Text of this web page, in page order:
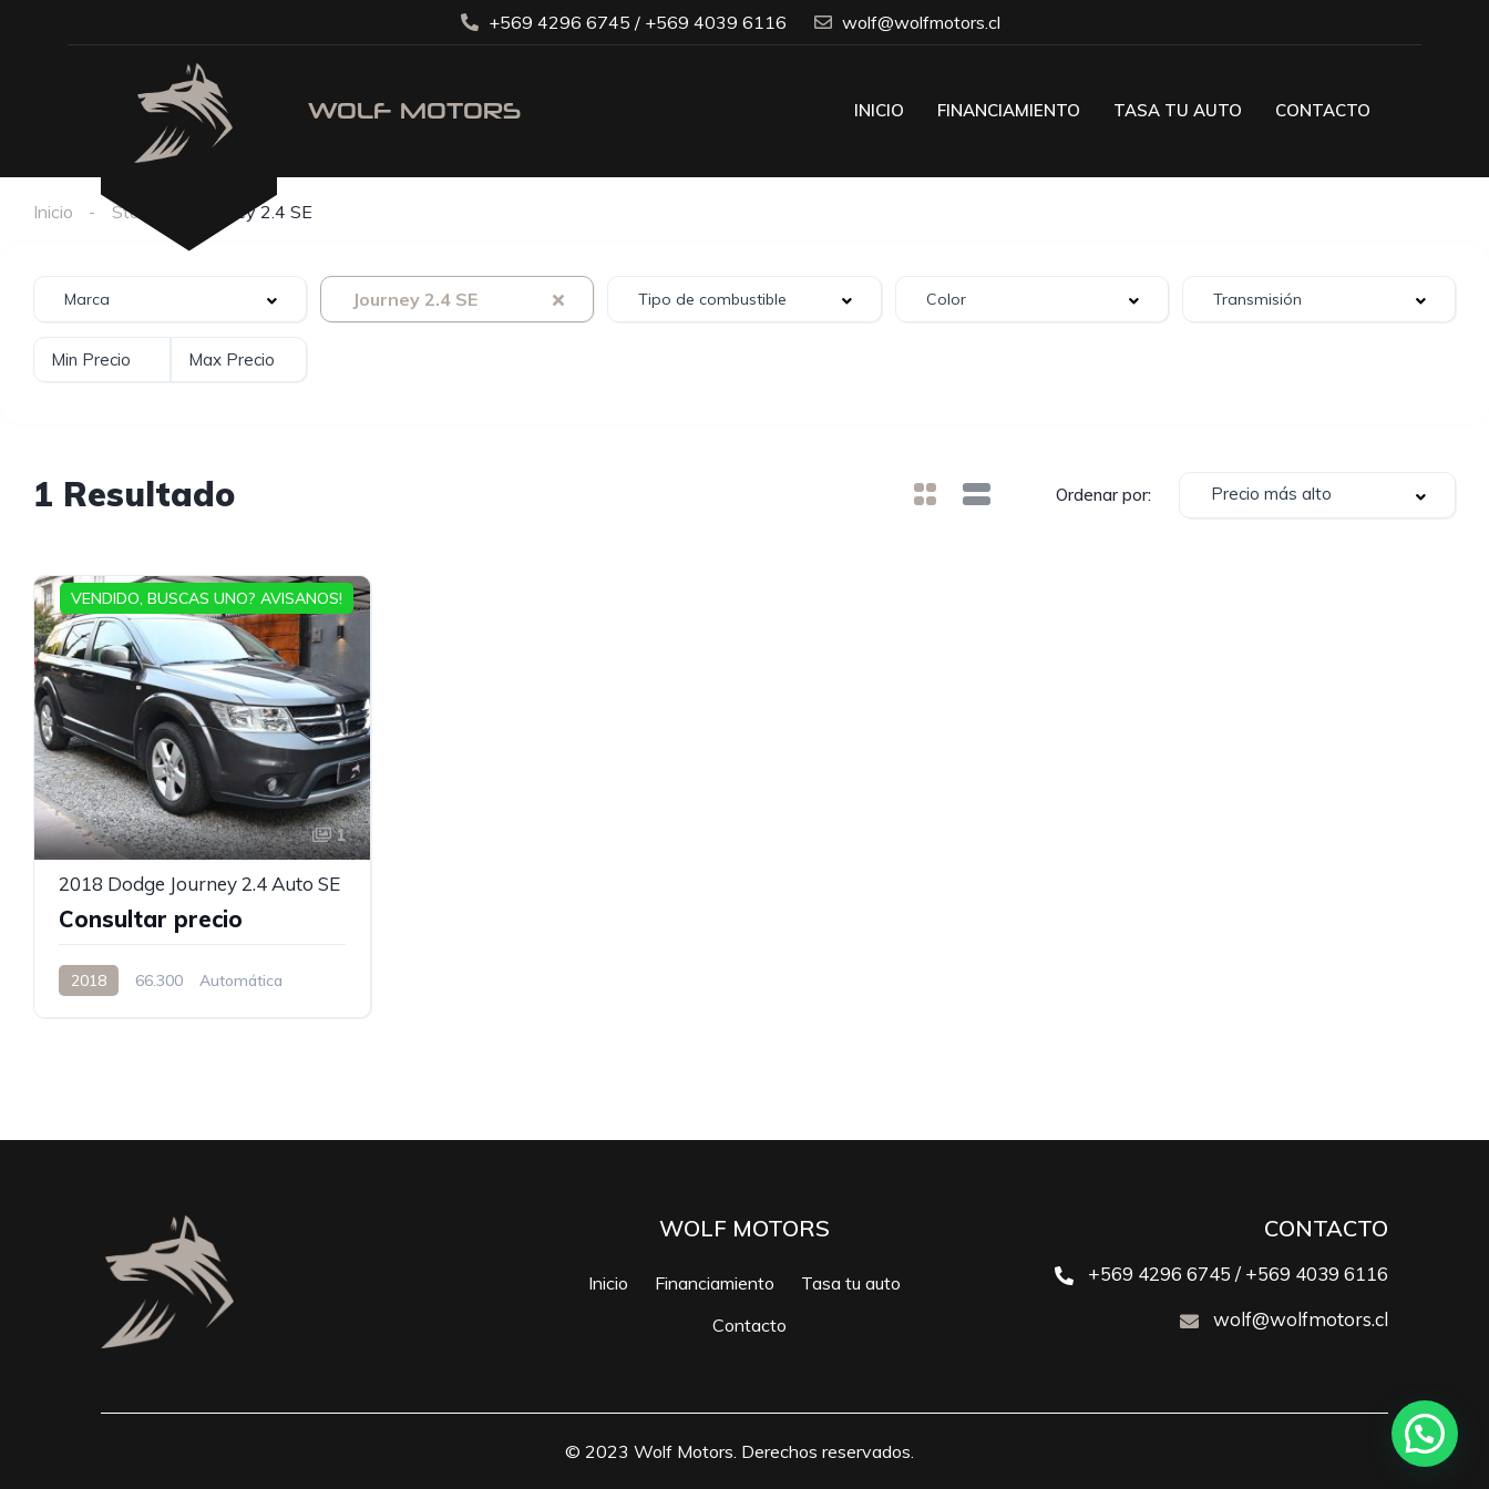
+569 4296 6745 / +569 4039 6116 wolf@wolfmotors.cl
INICIO FINANCIAMIENTO TASA TU AUTO CONTACTO
Inicio Stock Journey 2.4 SE
Journey 2.4 SE
1 Resultado Ordenar por: Precio más alto
1
2018 Dodge Journey 2.4 Auto SE
Consultar precio
2018 66.300 Automática
VENDIDO, BUSCAS UNO? AVISANOS!
WOLF MOTORS
Inicio Financiamiento
Tasa tu auto
Contacto
CONTACTO
+569 4296 6745 / +569 4039 6116
wolf@wolfmotors.cl
© 2023 Wolf Motors. Derechos reservados.